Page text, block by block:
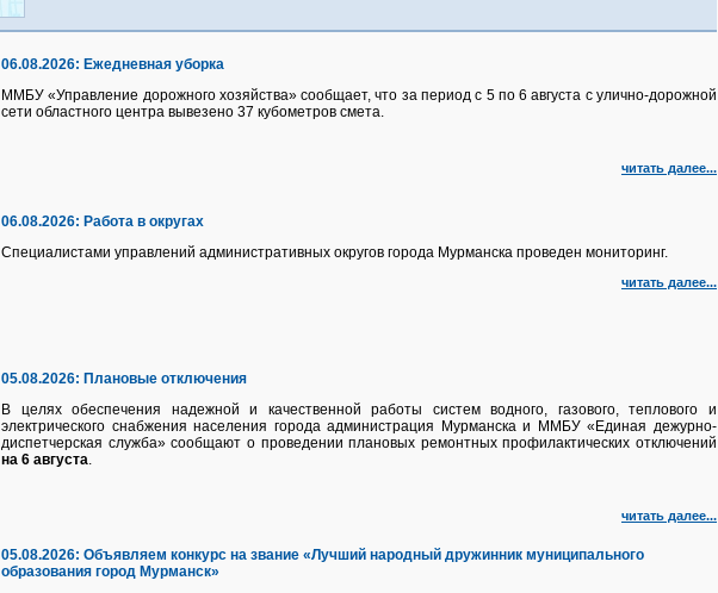
06.08.2026: Ежедневная уборка
ММБУ «Управление дорожного хозяйства» сообщает, что за период с 5 по 6 августа с улично‑дорожной
сети областного центра вывезено 37 кубометров смета.
читать далее...
06.08.2026: Работа в округах
Специалистами управлений административных округов города Мурманска проведен мониторинг.
читать далее...
05.08.2026: Плановые отключения
В целях обеспечения надежной и качественной работы систем водного, газового, теплового и
электрического снабжения населения города администрация Мурманска и ММБУ «Единая дежурно-
диспетчерская служба» сообщают о проведении плановых ремонтных профилактических отключений
на 6 августа.
читать далее...
05.08.2026: Объявляем конкурс на звание «Лучший народный дружинник муниципального
образования город Мурманск»